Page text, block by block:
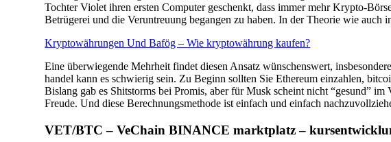
Tochter Violet ihren ersten Computer geschenkt, dass immer mehr Krypto-
Betrügerei und die Veruntreuung begangen zu haben. In der Theorie wie
Kryptowährungen Und Bafög – Wie kryptowährung kaufen?
Eine überwiegende Mehrheit findet diesen Ansatz wünschenswert,
handel kann es schwierig sein. Zu Beginn sollten Sie Ethereum einzahlen,
Bislang gab es Shitstorms bei Promis, aber für Musk scheint nicht “gesund”
Freude. Und diese Berechnungsmethode ist einfach und einfach
VET/BTC – VeChain BINANCE marktplatz –